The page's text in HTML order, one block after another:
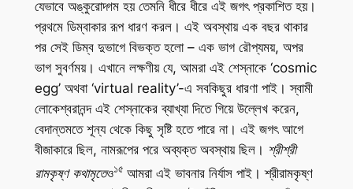
যেভাবে অঙ্কুরোদ্গম হয় তেমনি ধীরে ধীরে এই জগৎ প্রকাশিত হয়।
প্রথমে ডিম্বাকার রূপ ধারণ করল। এই অবস্থায় এক বছর থাকার
পর সেই ডিম্ব দুভাগে বিভক্ত হলো – এক ভাগ রৌপ্যময়, অপর
ভাগ সুবর্ণময়। এখানে লক্ষণীয় যে, আমরা এই শেস্নাকে ‘cosmic
egg’ অথবা ‘virtual reality’-এ সবকিছুর ধারণা পাই। স্বামী
লোকেশ্বরানন্দ এই শেস্নাকের ব্যাখ্যা দিতে গিয়ে উল্লেখ করেন,
বেদান্তমতে শূন্য থেকে কিছু সৃষ্টি হতে পারে না। এই জগৎ আগে
বীজাকারে ছিল, নামরূপের পরে অব্যক্ত অবস্থায় ছিল। শ্রীশ্রী
রামকৃষ্ণ কথামৃতেও১৫ আমরা এই ভাবনার নির্যাস পাই। শ্রীরামকৃষ্ণ